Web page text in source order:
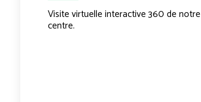
Visite virtuelle interactive 360 de notre
centre.